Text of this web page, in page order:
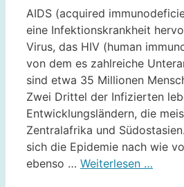
AIDS (acquired
eine Infektionskrankheit
Virus, das HIV (human
von dem es zahlreiche
sind etwa 35 Millionen
Zwei Drittel der Infizierten
Entwicklungsländern, die
Zentralafrika und
sich die Epidemie nach wie
ebenso … Weiterlesen …